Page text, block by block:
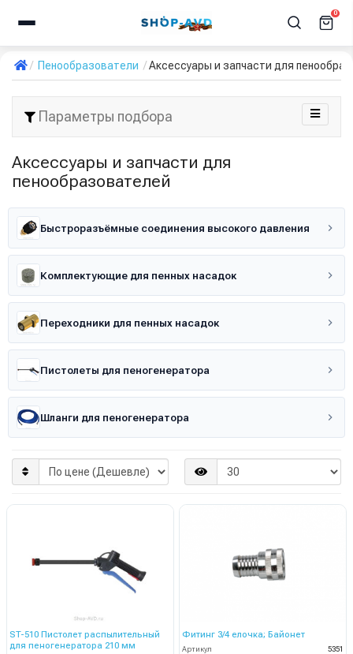
0
Пенообразователи Аксессуары и запчасти для
Параметры подбора
Аксессуары и запчасти для
пенообразователей
Быстроразъёмные соединения высокого давления
Комплектующие для пенных насадок
Переходники для пенных насадок
Пистолеты для пеногенератора
Шланги для пеногенератора
ST-510 Пистолет распылительный
для пеногенератора 210 мм
Фитинг 3/4 елочка; Байонет
Артикул
5351